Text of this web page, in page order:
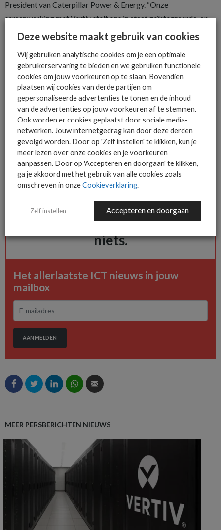
President van Caterpillar Power & Energy. “Onze
samenwerking met Vertiv stelt ons in staat geïntegreerde, on-
site energieoplossingen te leveren die de PUE verlagen en
aansluiten op de veranderende behoeften van klanten.”
Deze samenwerking speelt direct in op de groeiende vraag
naar on-site energieoplossingen en biedt een gecoördineerde,
klantgerichte aanpak voor het ontwerpen en implementeren
van oplossingen. Het Memorandum of Understanding (MOU)
tussen Vertiv en Caterpillar is een belangrijke stap om dit
ecosysteem verder te versterken, zodat klanten beter met
energiebeperkingen kunnen omgaan en geoptimaliseerde AI-
centers kunnen bouwen.
De ICT-wereld is snel. Mis
niets.
Het allerlaatste ICT nieuws in jouw
mailbox
AANMELDEN
MEER PERSBERICHTEN NIEUWS
Deze website maakt gebruik van cookies
Wij gebruiken analytische cookies om je een optimale
gebruikerservaring te bieden en we gebruiken functionele
cookies om jouw voorkeuren op te slaan. Bovendien
plaatsen wij cookies van derde partijen om
gepersonaliseerde advertenties te tonen en de inhoud
van de advertenties op jouw voorkeuren af te stemmen.
Ook worden er cookies geplaatst door sociale media-
netwerken. Jouw internetgedrag kan door deze derden
gevolgd worden. Door op 'Zelf instellen' te klikken, kun je
meer lezen over onze cookies en je voorkeuren
aanpassen. Door op 'Accepteren en doorgaan' te klikken,
ga je akkoord met het gebruik van alle cookies zoals
omschreven in onzeCookieverklaring.
Zelf instellen Accepteren en doorgaan